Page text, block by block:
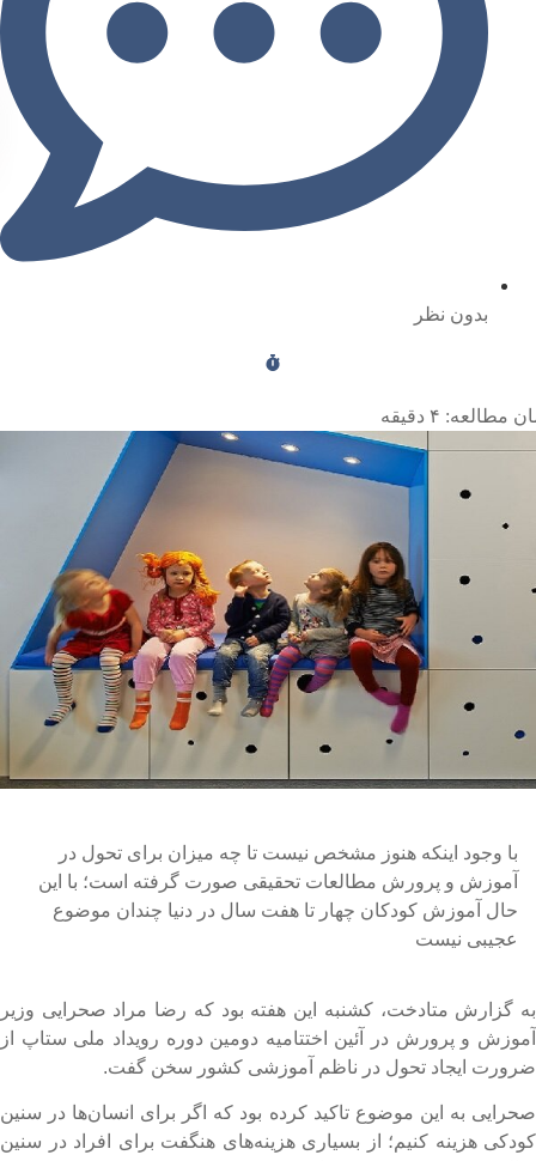
بدون نظر
مطالعه: ۴ دقیقه
با وجود اینکه هنوز مشخص نیست تا چه میزان برای تحول در
آموزش و پرورش مطالعات تحقیقی صورت گرفته است؛ با این
حال آموزش کودکان چهار تا هفت سال در دنیا چندان موضوع
عجیبی نیست
گزارش متادخت، کشنبه این هفته بود که رضا مراد صحرایی وزیر
و پرورش در آئین اختتامیه دومین دوره رویداد ملی ستاپ از
ایجاد تحول در ناظم آموزشی کشور سخن گفت.
به این موضوع تاکید کرده بود که اگر برای انسان‌ها در سنین
هزینه کنیم؛ از بسیاری هزینه‌های هنگفت برای افراد در سنین